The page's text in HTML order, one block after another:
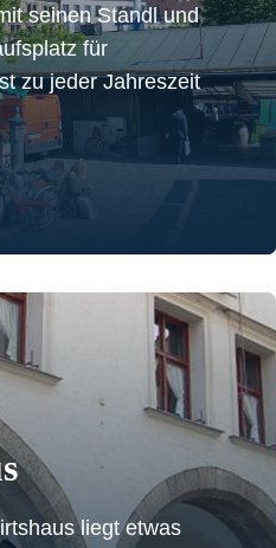
seinen Standl und
für
zu jeder Jahreszeit
liegt etwas